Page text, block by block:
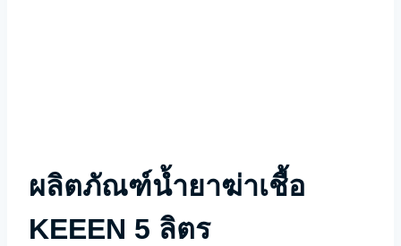
ผลิตภัณฑ์น้ำยาฆ่าเชื้อ
KEEEN 5 ลิตร